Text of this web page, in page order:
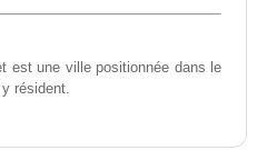
est une ville positionnée dans le
résident.